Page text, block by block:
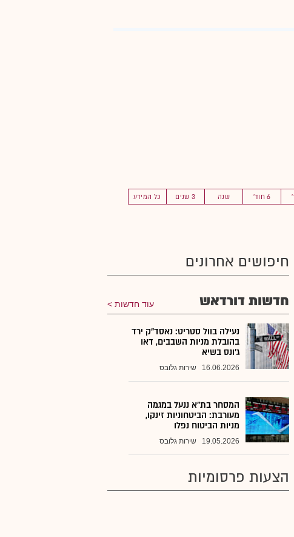
6 חוד' שנה 3 שנים כל המידע
חיפושים אחרונים
חדשות דורדאש עוד חדשות
נעילה בוול סטריט: נאסד"ק ירד
בהובלת מניות השבבים, דאו
ג'ונס בשיא
16.06.2026 שירות גלובס
המסחר בת"א ננעל במגמה
מעורבת: הביטחוניות זינקו,
מניות הביטוח נפלו
19.05.2026 שירות גלובס
הצעות פרסומיות